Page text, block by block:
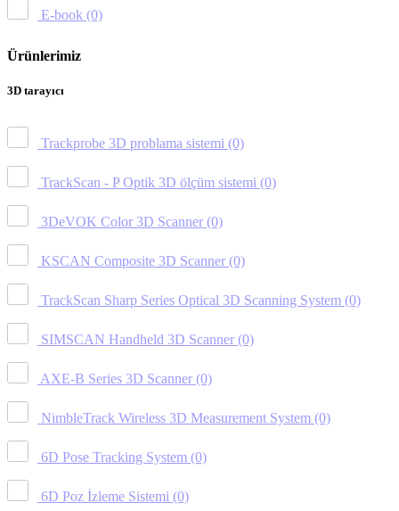
E-book (0)
Ürünlerimiz
3D tarayıcı
Trackprobe 3D problama sistemi (0)
TrackScan - P Optik 3D ölçüm sistemi (0)
3DeVOK Color 3D Scanner (0)
KSCAN Composite 3D Scanner (0)
TrackScan Sharp Series Optical 3D Scanning System (0)
SIMSCAN Handheld 3D Scanner (0)
AXE-B Series 3D Scanner (0)
NimbleTrack Wireless 3D Measurement System (0)
6D Pose Tracking System (0)
6D Poz İzleme Sistemi (0)